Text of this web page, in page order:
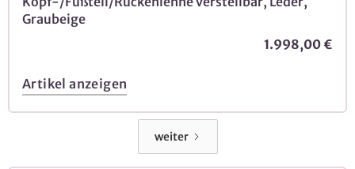
Graubeige
1.998,00 €
Artikel anzeigen
weiter